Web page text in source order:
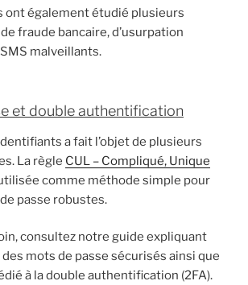
ont également étudié plusieurs
fraude bancaire, d’usurpation
malveillants.
et double authentification
a fait l’objet de plusieurs
La règle CUL – Compliqué, Unique
comme méthode simple pour
passe robustes.
consultez notre guide expliquant
mots de passe sécurisés ainsi que
à la double authentification (2FA).